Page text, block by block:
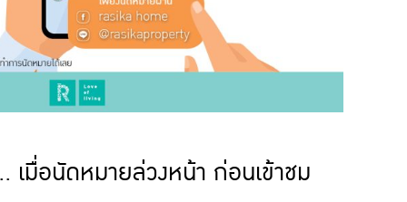
เมื่อนัดหมายล่วงหน้า ก่อนเข้าชม